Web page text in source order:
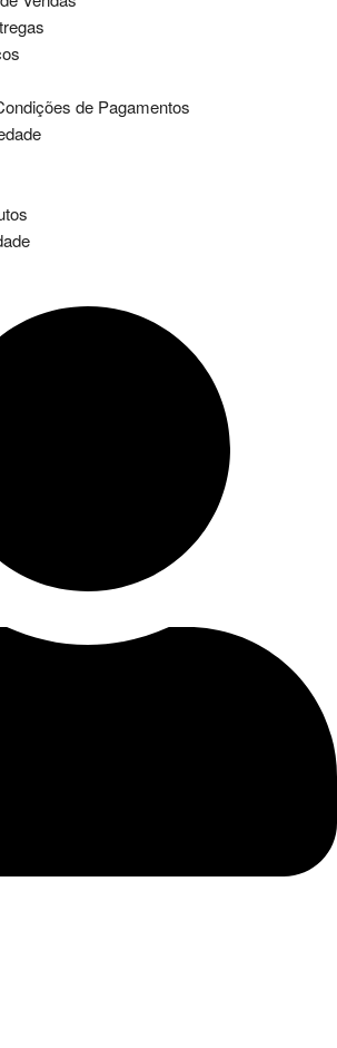
de Pagamentos